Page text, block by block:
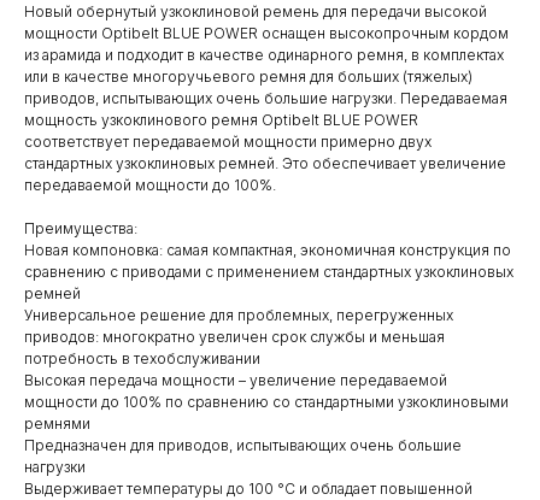
Новый обернутый узкоклиновой ремень для передачи высокой
мощности Optibelt BLUE POWER оснащен высокопрочным кордом
из арамида и подходит в качестве одинарного ремня, в комплектах
или в качестве многоручьевого ремня для больших (тяжелых)
приводов, испытывающих очень большие нагрузки. Передаваемая
мощность узкоклинового ремня Optibelt BLUE POWER
соответствует передаваемой мощности примерно двух
стандартных узкоклиновых ремней. Это обеспечивает увеличение
передаваемой мощности до 100%.
Преимущества:
Новая компоновка: самая компактная, экономичная конструкция по
сравнению с приводами с применением стандартных узкоклиновых
ремней
Универсальное решение для проблемных, перегруженных
приводов: многократно увеличен срок службы и меньшая
потребность в техобслуживании
Высокая передача мощности – увеличение передаваемой
мощности до 100% по сравнению со стандартными узкоклиновыми
ремнями
Предназначен для приводов, испытывающих очень большие
нагрузки
Выдерживает температуры до 100 °C и обладает повышенной